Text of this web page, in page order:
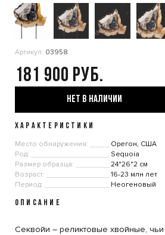
Артикул: 03958
181 900
НЕТ В НАЛИЧИИ
ХАРАКТЕРИСТИКИ
Место обнаружения:
Орегон, США
Род:
Sequoia
Размер образца:
24*26*2 см
Возраст:
16-23 млн лет
Период:
Неогеновый
ОПИСАНИЕ
Секвойи – реликтовые хвойные, чьи